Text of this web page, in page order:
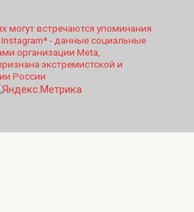
могут встречаются упоминания
- данные социальные
организации Meta,
экстремистской и
России